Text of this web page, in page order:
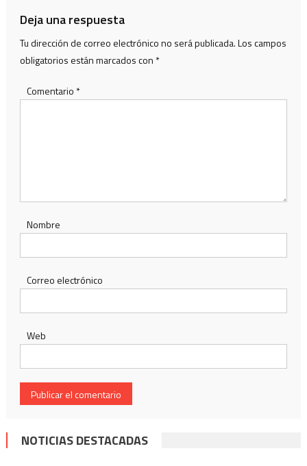
Deja una respuesta
Tu dirección de correo electrónico no será publicada.Los campos
obligatorios están marcados con *
Comentario *
Nombre
Correo electrónico
Web
NOTICIAS DESTACADAS